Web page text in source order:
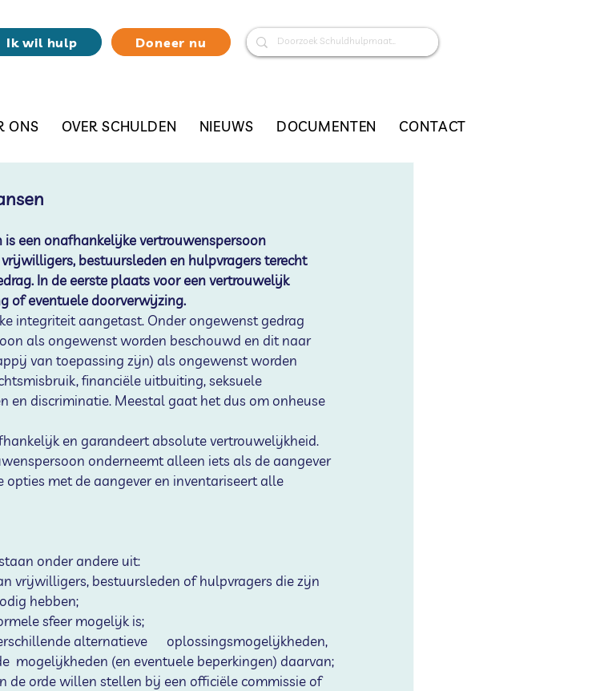
Ik wil hulp Doneer nu
ONS OVER SCHULDEN NIEUWS DOCUMENTEN CONTACT
een onafhankelijke vertrouwenspersoon
bestuursleden en hulpvragers terecht
In de eerste plaats voor een vertrouwelijk
of eventuele doorverwijzing.
integriteit aangetast. Onder ongewenst gedrag
als ongewenst worden beschouwd en dit naar
van toepassing zijn) als ongewenst worden
financiële uitbuiting, seksuele
en discriminatie. Meestal gaat het dus om onheuse
en garandeert absolute vertrouwelijkheid.
onderneemt alleen iets als de aangever
met de aangever en inventariseert alle
onder andere uit:
vrijwilligers, bestuursleden of hulpvragers die zijn
hebben;
sfeer mogelijk is;
alternatieve      oplossingsmogelijkheden,
mogelijkheden (en eventuele beperkingen) daarvan;
de orde willen stellen bij een officiële commissie of